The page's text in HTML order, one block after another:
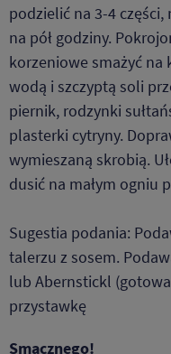
podzielić na 3-4
na pół godziny.
korzeniowe smażyć
wodą i szczyptą soli
piernik, rodzynki
plasterki cytryny.
wymieszaną skrobią.
dusić na małym ogniu
Sugestia podania:
talerzu z sosem.
lub Abernstickl
przystawkę
Smacznego!